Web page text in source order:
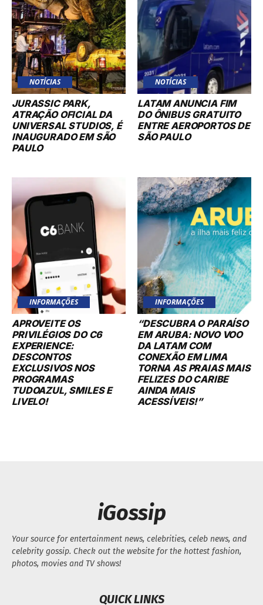
NOTÍCIAS
JURASSIC PARK,
ATRAÇÃO OFICIAL DA
UNIVERSAL STUDIOS, É
INAUGURADO EM SÃO
PAULO
NOTÍCIAS
LATAM ANUNCIA FIM
DO ÔNIBUS GRATUITO
ENTRE AEROPORTOS DE
SÃO PAULO
INFORMAÇÕES
APROVEITE OS
PRIVILÉGIOS DO C6
EXPERIENCE:
DESCONTOS
EXCLUSIVOS NOS
PROGRAMAS
TUDOAZUL, SMILES E
LIVELO!
INFORMAÇÕES
“DESCUBRA O PARAÍSO
EM ARUBA: NOVO VOO
DA LATAM COM
CONEXÃO EM LIMA
TORNA AS PRAIAS MAIS
FELIZES DO CARIBE
AINDA MAIS
ACESSÍVEIS!”
iGossip
Your source for entertainment news, celebrities, celeb news, and
celebrity gossip. Check out the website for the hottest fashion,
photos, movies and TV shows!
QUICK LINKS